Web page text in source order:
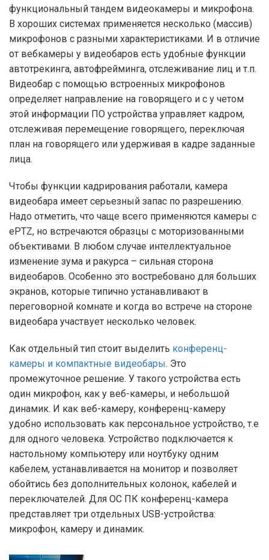
функциональный тандем видеокамеры и микрофона.
В хороших системах применяется несколько (массив)
микрофонов с разными характеристиками. И в отличие
от вебкамеры у видеобаров есть удобные функции
автотрекинга, автофрейминга, отслеживание лиц и т.п.
Видеобар с помощью встроенных микрофонов
определяет направление на говорящего и с у четом
этой информации ПО устройства управляет кадром,
отслеживая перемещение говорящего, переключая
план на говорящего или удерживая в кадре заданные
лица.
Чтобы функции кадрирования работали, камера
видеобара имеет серьезный запас по разрешению.
Надо отметить, что чаще всего применяются камеры с
ePTZ, но встречаются образцы с моторизованными
объективами. В любом случае интеллектуальное
изменение зума и ракурса – сильная сторона
видеобаров. Особенно это востребовано для больших
экранов, которые типично устанавливают в
переговорной комнате и когда во встрече на стороне
видеобара участвует несколько человек.
Как отдельный тип стоит выделить конференц-
камеры и компактные видеобары. Это
промежуточное решение. У такого устройства есть
один микрофон, как у веб-камеры, и небольшой
динамик. И как веб-камеру, конференц-камеру
удобно использовать как персональное устройство, т.е
для одного человека. Устройство подключается к
настольному компьютеру или ноутбуку одним
кабелем, устанавливается на монитор и позволяет
обойтись без дополнительных колонок, кабелей и
переключателей. Для ОС ПК конференц-камера
представляет три отдельных USB-устройства:
микрофон, камеру и динамик.